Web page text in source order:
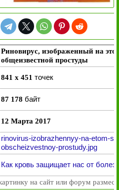
Риновирус, изображенный на
общеизвестной простуды
841 x 451 точек
87 178 байт
12 Марта 2017
rinovirus-izobrazhennyy-na-etom-
obscheizvestnoy-prostudy.jpg
Как кровь защищает нас от
на сайт или форум